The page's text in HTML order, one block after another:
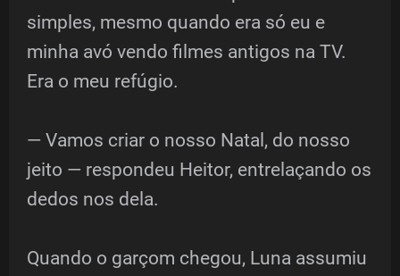
simples, mesmo quando era só eu e
minha avó vendo filmes antigos na TV.
Era o meu refúgio.
— Vamos criar o nosso Natal, do nosso
jeito — respondeu Heitor, entrelaçando os
dedos nos dela.
Quando o garçom chegou, Luna assumiu